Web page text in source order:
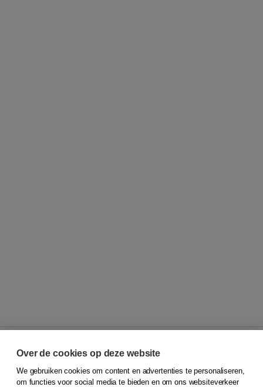
© 2026Koninklijke Boom uitgevers
Over de cookies op deze website
We gebruiken cookies om content en advertenties te personaliseren,
om functies voor social media te bieden en om ons websiteverkeer